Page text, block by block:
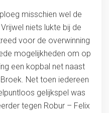
misschien wel de
niets lukte bij de
voor de overwinning
mogelijkheden om op
een kopbal net naast
Net toen iedereen
gelijkspel was
tegen Robur – Felix